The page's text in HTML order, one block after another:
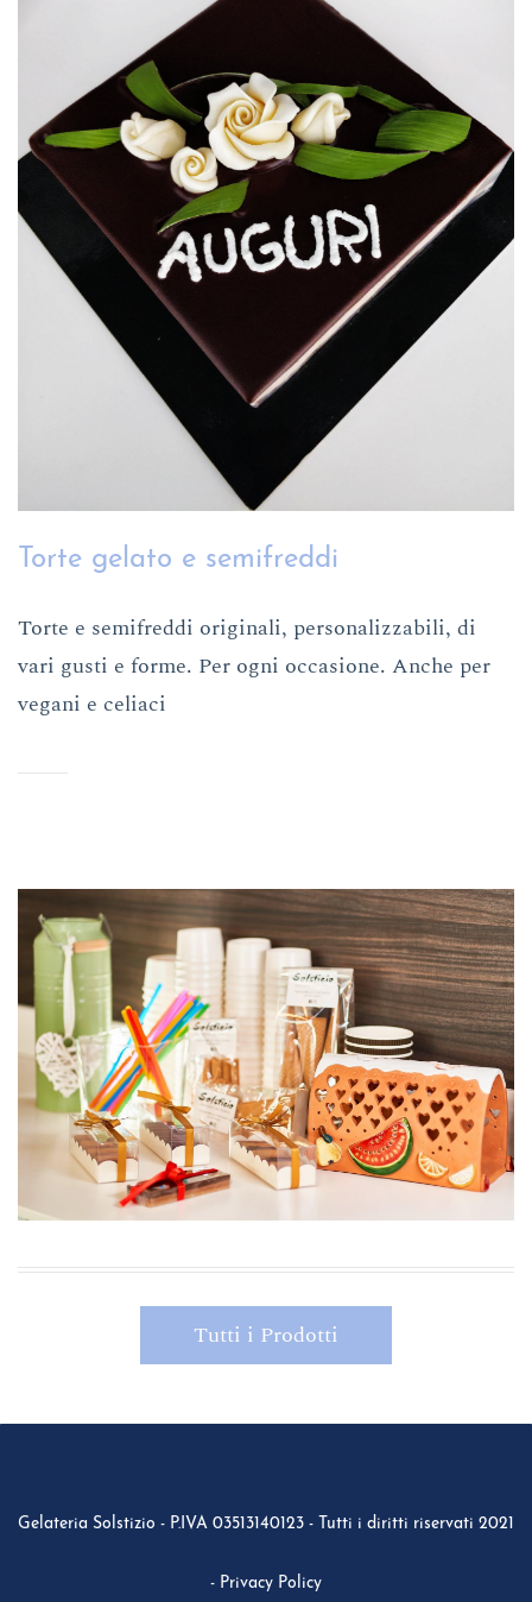
Torte gelato e semifreddi
Torte e semifreddi originali, personalizzabili, di
vari gusti e forme. Per ogni occasione. Anche per
vegani e celiaci
Tutti i Prodotti
Gelateria Solstizio - P.IVA 03513140123 - Tutti i diritti riservati 2021
- Privacy Policy